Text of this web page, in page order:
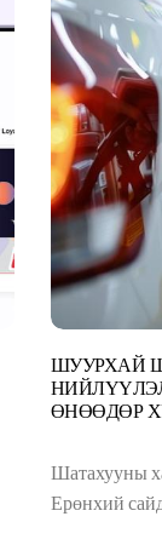
ШУУРХАЙ
ӨНӨӨДӨР
Шатахууны
Ерөнхий